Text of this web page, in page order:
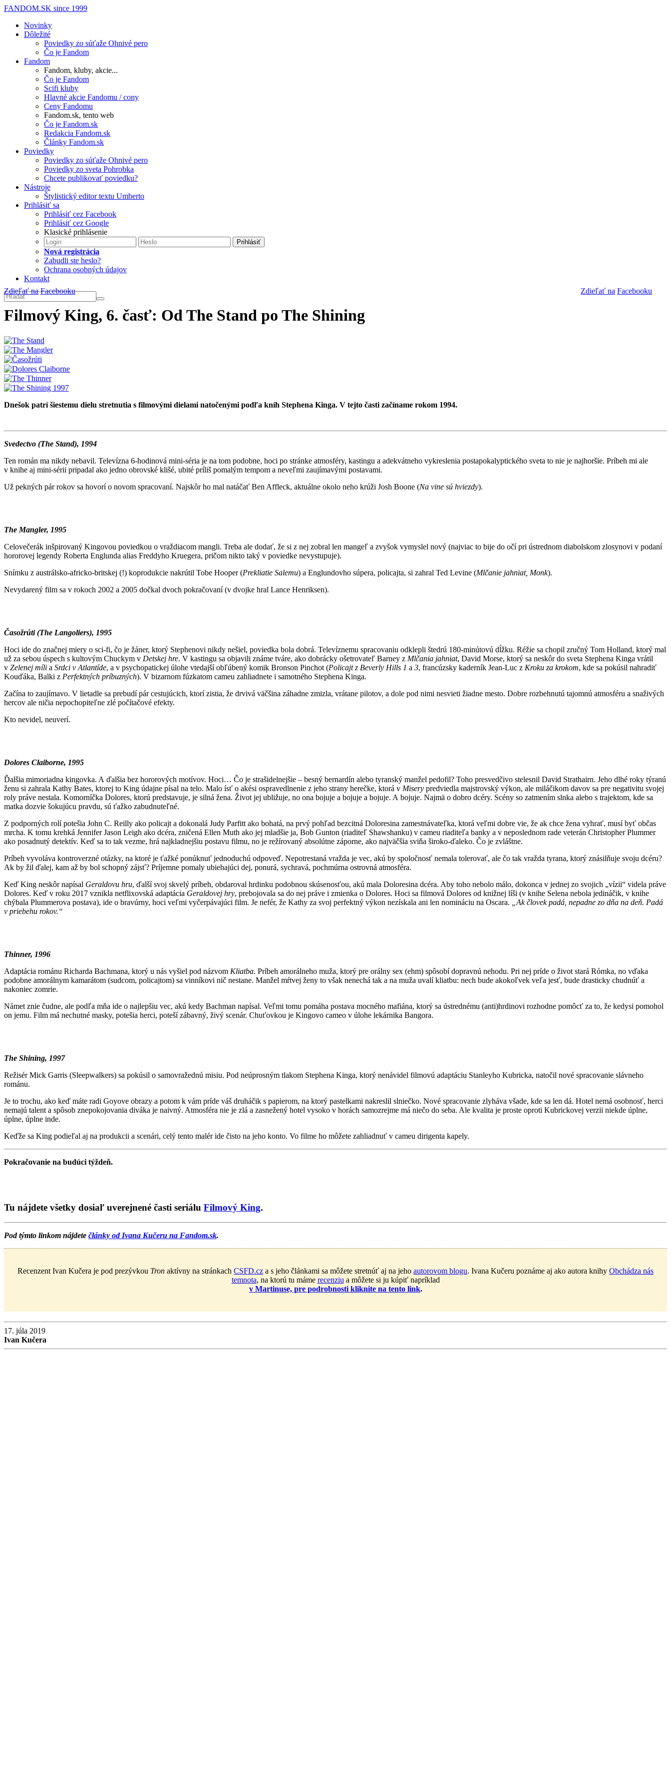
FANDOM.SK since 1999
Novinky
Dôležité
Poviedky zo súťaže Ohnivé pero
Čo je Fandom
Fandom
Fandom, kluby, akcie...
Čo je Fandom
Scifi kluby
Hlavné akcie Fandomu / cony
Ceny Fandomu
Fandom.sk, tento web
Čo je Fandom.sk
Redakcia Fandom.sk
Články Fandom.sk
Poviedky
Poviedky zo súťaže Ohnivé pero
Poviedky zo sveta Pohrobka
Chcete publikovať poviedku?
Nástroje
Štylistický editor textu Umberto
Prihlásiť sa
Prihlásiť cez Facebook
Prihlásiť cez Google
Klasické prihlásenie
Prihlásiť
Nová registrácia
Zabudli ste heslo?
Ochrana osobných údajov
Kontakt
Zdieľať na Facebooku
Zdieľať na Facebooku
Filmový King, 6. časť: Od The Stand po The Shining
Dnešok patrí šiestemu dielu stretnutia s filmovými dielami natočenými podľa kníh Stephena Kinga. V tejto časti začíname rokom 1994.
Svedectvo (The Stand), 1994
Ten román ma nikdy nebavil. Televízna 6-hodinová mini-séria je na tom podobne, hoci po stránke atmosféry, kastingu a adekvátneho vykreslenia postapokalyptického sveta to nie je najhoršie. Príbeh mi ale
v knihe aj mini-sérii pripadal ako jedno obrovské klišé, ubité príliš pomalým tempom a neveľmi zaujímavými postavami.
Už pekných pár rokov sa hovorí o novom spracovaní. Najskôr ho mal natáčať Ben Affleck, aktuálne okolo neho krúži Josh Boone (Na vine sú hviezdy).
The Mangler, 1995
Celovečerák inšpirovaný Kingovou poviedkou o vraždiacom mangli. Treba ale dodať, že si z nej zobral len mangeľ a zvyšok vymyslel nový (najviac to bije do očí pri ústrednom diabolskom zlosynovi v podaní
hororovej legendy Roberta Englunda alias Freddyho Kruegera, pričom nikto taký v poviedke nevystupuje).
Snímku z austrálsko-africko-britskej (!) koprodukcie nakrútil Tobe Hooper (Prekliatie Salemu) a Englundovho súpera, policajta, si zahral Ted Levine (Mlčanie jahniat, Monk).
Nevydarený film sa v rokoch 2002 a 2005 dočkal dvoch pokračovaní (v dvojke hral Lance Henriksen).
Časožrúti (The Langoliers), 1995
Hoci ide do značnej miery o sci-fi, čo je žáner, ktorý Stephenovi nikdy nešiel, poviedka bola dobrá. Televíznemu spracovaniu odklepli štedrú 180-minútovú dĺžku. Réžie sa chopil zručný Tom Holland, ktorý mal
už za sebou úspech s kultovým Chuckym v Detskej hre. V kastingu sa objavili známe tváre, ako dobrácky ošetrovateľ Barney z Mlčania jahniat, David Morse, ktorý sa neskôr do sveta Stephena Kinga vrátil
v Zelenej míli a Srdci v Atlantíde, a v psychopatickej úlohe vtedajší obľúbený komik Bronson Pinchot (Policajt z Beverly Hills 1 a 3, francúzsky kaderník Jean-Luc z Kroku za krokom, kde sa pokúsil nahradiť
Kouďáka, Balki z Perfektných príbuzných). V bizarnom fúzkatom cameu zahliadnete i samotného Stephena Kinga.
Začína to zaujímavo. V lietadle sa prebudí pár cestujúcich, ktorí zistia, že drvivá väčšina záhadne zmizla, vrátane pilotov, a dole pod nimi nesvieti žiadne mesto. Dobre rozbehnutú tajomnú atmosféru a snaživých
hercov ale ničia nepochopiteľne zlé počítačové efekty.
Kto nevidel, neuverí.
Dolores Claiborne, 1995
Ďalšia mimoriadna kingovka. A ďalšia bez hororových motívov. Hoci… Čo je strašidelnejšie – besný bernardín alebo tyranský manžel pedofil? Toho presvedčivo stelesnil David Strathairn. Jeho dlhé roky týranú
ženu si zahrala Kathy Bates, ktorej to King údajne písal na telo. Malo ísť o akési ospravedlnenie z jeho strany herečke, ktorá v Misery predviedla majstrovský výkon, ale miláčikom davov sa pre negativitu svojej
roly práve nestala. Komorníčka Dolores, ktorú predstavuje, je silná žena. Život jej ubližuje, no ona bojuje a bojuje a bojuje. A bojuje. Najmä o dobro dcéry. Scény so zatmením slnka alebo s trajektom, kde sa
matka dozvie šokujúcu pravdu, sú ťažko zabudnuteľné.
Z podporných rolí potešia John C. Reilly ako policajt a dokonalá Judy Parfitt ako bohatá, na prvý pohľad bezcitná Doloresina zamestnávateľka, ktorá veľmi dobre vie, že ak chce žena vyhrať, musí byť občas
mrcha. K tomu krehká Jennifer Jason Leigh ako dcéra, zničená Ellen Muth ako jej mladšie ja, Bob Gunton (riaditeľ Shawshanku) v cameu riaditeľa banky a v neposlednom rade veterán Christopher Plummer
ako posadnutý detektív. Keď sa to tak vezme, hrá najkladnejšiu postavu filmu, no je režírovaný absolútne záporne, ako najväčšia sviňa široko-ďaleko. Čo je zvláštne.
Príbeh vyvoláva kontroverzné otázky, na ktoré je ťažké ponúknuť jednoduchú odpoveď. Nepotrestaná vražda je vec, akú by spoločnosť nemala tolerovať, ale čo tak vražda tyrana, ktorý znásilňuje svoju dcéru?
Ak by žil ďalej, kam až by bol schopný zájsť? Príjemne pomaly ubiehajúci dej, ponurá, sychravá, pochmúrna ostrovná atmosféra.
Keď King neskôr napísal Geraldovu hru, ďalší svoj skvelý príbeh, obdaroval hrdinku podobnou skúsenosťou, akú mala Doloresina dcéra. Aby toho nebolo málo, dokonca v jednej zo svojich „vízii“ videla práve
Dolores. Keď v roku 2017 vznikla netflixovská adaptácia Geraldovej hry, prebojovala sa do nej práve i zmienka o Dolores. Hoci sa filmová Dolores od knižnej líši (v knihe Selena nebola jedináčik, v knihe
chýbala Plummerova postava), ide o bravúrny, hoci veľmi vyčerpávajúci film. Je nefér, že Kathy za svoj perfektný výkon nezískala ani len nomináciu na Oscara.
„Ak človek padá, nepadne zo dňa na deň. Padá
v priebehu rokov.“
Thinner, 1996
Adaptácia románu Richarda Bachmana, ktorý u nás vyšiel pod názvom Kliatba. Príbeh amorálneho muža, ktorý pre orálny sex (ehm) spôsobí dopravnú nehodu. Pri nej príde o život stará Rómka, no vďaka
podobne amorálnym kamarátom (sudcom, policajtom) sa vinníkovi nič nestane. Manžel mŕtvej ženy to však nenechá tak a na muža uvalí kliatbu: nech bude akokoľvek veľa jesť, bude drasticky chudnúť a
nakoniec zomrie.
Námet znie čudne, ale podľa mňa ide o najlepšiu vec, akú kedy Bachman napísal. Veľmi tomu pomáha postava mocného mafiána, ktorý sa ústrednému (anti)hrdinovi rozhodne pomôcť za to, že kedysi pomohol
on jemu. Film má nechutné masky, potešia herci, poteší zábavný, živý scenár. Chuťovkou je Kingovo cameo v úlohe lekárnika Bangora.
The Shining, 1997
Režisér Mick Garris (Sleepwalkers) sa pokúsil o samovražednú misiu. Pod neúprosným tlakom Stephena Kinga, ktorý nenávidel filmovú adaptáciu Stanleyho Kubricka, natočil nové spracovanie slávneho
románu.
Je to trochu, ako keď máte radi Goyove obrazy a potom k vám príde váš druháčik s papierom, na ktorý pastelkami nakreslil slniečko. Nové spracovanie zlyháva všade, kde sa len dá. Hotel nemá osobnosť, herci
nemajú talent a spôsob znepokojovania diváka je naivný. Atmosféra nie je zlá a zasnežený hotel vysoko v horách samozrejme má niečo do seba. Ale kvalita je proste oproti Kubrickovej verzii niekde úplne,
úplne, úplne inde.
Keďže sa King podieľal aj na produkcii a scenári, celý tento malér ide čisto na jeho konto. Vo filme ho môžete zahliadnuť v cameu dirigenta kapely.
Pokračovanie na budúci týždeň.
Tu nájdete všetky dosiaľ uverejnené časti seriálu Filmový King.
Pod týmto linkom nájdete články od Ivana Kučeru na Fandom.sk.
Recenzent Ivan Kučera je pod prezývkou Tron aktívny na stránkach CSFD.cz a s jeho článkami sa môžete stretnúť aj na jeho autorovom blogu. Ivana Kučeru poznáme aj ako autora knihy Obchádza nás
temnota, na ktorú tu máme recenziu a môžete si ju kúpiť napríklad
v Martinuse, pre podrobnosti kliknite na tento link.
17. júla 2019
Ivan Kučera